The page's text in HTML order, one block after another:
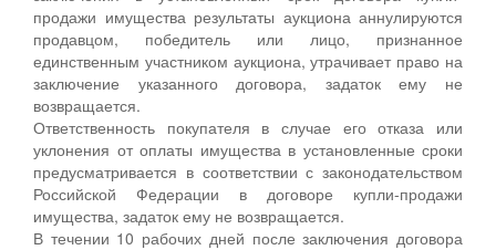
продажи имущества результаты аукциона аннулируются
продавцом, победитель или лицо, признанное
единственным участником аукциона, утрачивает право на
заключение указанного договора, задаток ему не
возвращается.
Ответственность покупателя в случае его отказа или
уклонения от оплаты имущества в установленные сроки
предусматривается в соответствии с законодательством
Российской Федерации в договоре купли-продажи
имущества, задаток ему не возвращается.
В течении 10 рабочих дней после заключения договора